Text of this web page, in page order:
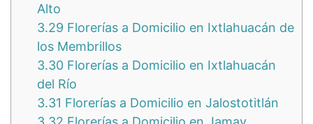
Alto
3.29 Florerías a Domicilio en Ixtlahuacán de
los Membrillos
3.30 Florerías a Domicilio en Ixtlahuacán
del Río
3.31 Florerías a Domicilio en Jalostotitlán